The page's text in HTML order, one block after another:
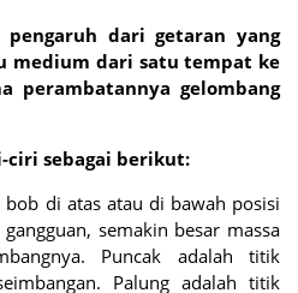
pengaruh dari getaran yang
medium dari satu tempat ke
perambatannya gelombang
ciri sebagai berikut:
bob di atas atau di bawah posisi
semakin besar massa
Puncak adalah titik
Palung adalah titik